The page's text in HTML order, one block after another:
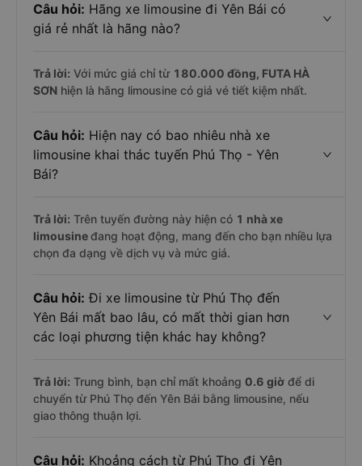
Câu hỏi: Hãng xe limousine đi Yên Bái có
giá rẻ nhất là hãng nào?
Trả lời: Với mức giá chỉ từ 180.000 đồng, FUTA HÀ
SƠN hiện là hãng limousine có giá vé tiết kiệm nhất.
Câu hỏi: Hiện nay có bao nhiêu nhà xe
limousine khai thác tuyến Phú Thọ - Yên
Bái?
Trả lời: Trên tuyến đường này hiện có 1 nhà xe
limousineđang hoạt động, mang đến cho bạn nhiều lựa
chọn đa dạng về dịch vụ và mức giá.
Câu hỏi: Đi xe limousine từ Phú Thọ đến
Yên Bái mất bao lâu, có mất thời gian hơn
các loại phương tiện khác hay không?
Trả lời: Trung bình, bạn chỉ mất khoảng 0.6 giờ để di
chuyển từ Phú Thọ đến Yên Bái bằng limousine, nếu
giao thông thuận lợi.
Câu hỏi: Khoảng cách từ Phú Thọ đi Yên